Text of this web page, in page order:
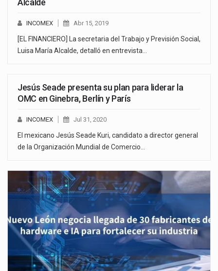
INCOMEX Abr 15, 2019
[EL FINANCIERO] La secretaria del Trabajo y Previsión Social,
Luisa María Alcalde, detalló en entrevista…
Jesús Seade presenta su plan para liderar la
OMC en Ginebra, Berlín y París
INCOMEX Jul 31, 2020
El mexicano Jesús Seade Kuri, candidato a director general
de la Organización Mundial de Comercio…